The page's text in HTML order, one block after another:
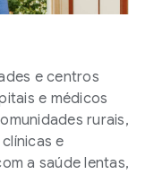
e centros
e médicos
rurais,
e
a saúde lentas,